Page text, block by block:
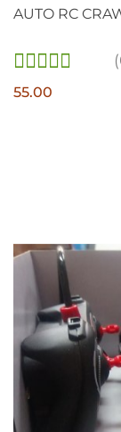
AUTO RC
55.00